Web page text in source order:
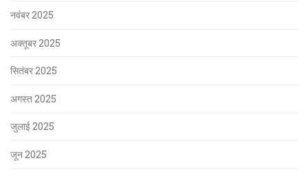
नवंबर 2025
अक्तूबर 2025
सितंबर 2025
अगस्त 2025
जुलाई 2025
जून 2025